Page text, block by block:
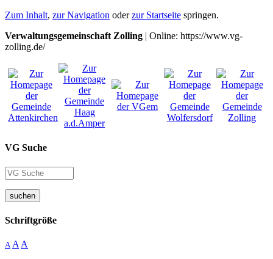
Zum Inhalt, zur Navigation oderzur Startseite springen.
Verwaltungsgemeinschaft Zolling | Online: https://www.vg-
zolling.de/
VG Suche
suchen
Schriftgröße
A A A